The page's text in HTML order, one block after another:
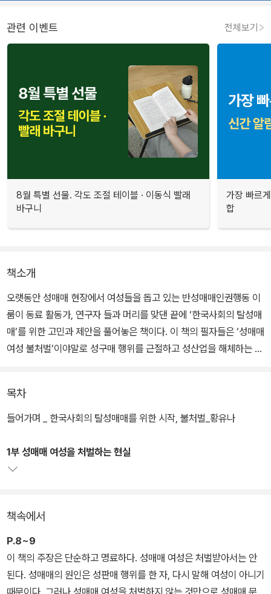
관련 이벤트 전체보기
8월 특별 선물. 각도 조절 테이블 · 이동식 빨래
바구니
가장 빠르
합
책소개
오랫동안 성매매 현장에서 여성들을 돕고 있는 반성매매인권행동 이
룸이 동료 활동가, 연구자 들과 머리를 맞댄 끝에 ‘한국사회의 탈성매
매’를 위한 고민과 제안을 풀어놓은 책이다. 이 책의 필자들은 ‘성매매
여성 불처벌’이야말로 성구매 행위를 근절하고 성산업을 해체하는 시
우리 사회가 성매매 여성 개인에게 책임을 묻는 동안, 첨단화되어 가
는 성산업은 법의 틈바구니에서 큰돈을 벌고 있기 때문이다. 성매매
시하는 이 책은, 여성에 대한 모든 종류의 폭력에 반대하고 평등과 정
의를 바라는 독자들에게 새로운 관점을 제공할 것이다.
목차
들어가며 _ 한국사회의 탈성매매를 위한 시작, 불처벌_황유나
1부 성매매 여성을 처벌하는 현실
책속에서
P.8~9
이 책의 주장은 단순하고 명료하다. 성매매 여성은 처벌받아서는 안
된다. 성매매의 원인은 성판매 행위를 한 자, 다시 말해 여성이 아니기
때문이다. 그러나 성매매 여성을 처벌하지 않는 것만으로 성매매 문